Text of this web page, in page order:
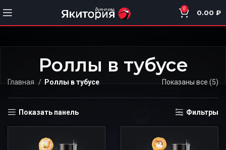
0 0.00 ₽
Роллы в тубусе
Главная Роллы в тубусе Показаны все (5)
Показать панель Фильтры